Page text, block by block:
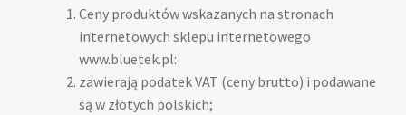
Ceny produktów wskazanych na stronach
internetowych sklepu internetowego
www.bluetek.pl:
zawierają podatek VAT (ceny brutto) i podawane
są w złotych polskich;